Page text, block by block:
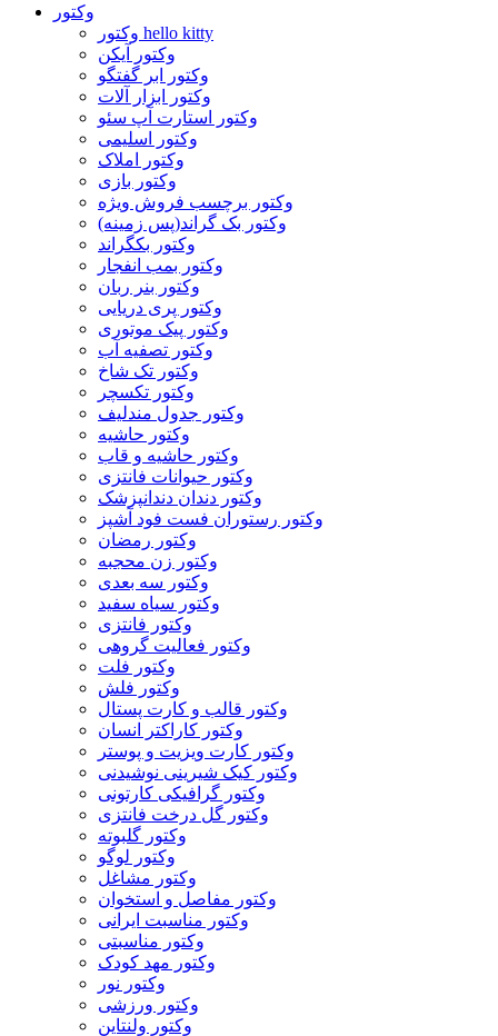
وکتور
وکتور hello kitty
وکتور آیکن
وکتور ابر گفتگو
وکتور ابزار آلات
وکتور استارت آپ سئو
وکتور اسلیمی
وکتور املاک
وکتور بازی
وکتور برچسب فروش ویژه
وکتور بک گراند(پس زمینه)
وکتور بکگراند
وکتور بمب انفجار
وکتور بنر ربان
وکتور پری دریایی
وکتور پیک موتوری
وکتور تصفیه آب
وکتور تک شاخ
وکتور تکسچر
وکتور جدول مندلیف
وکتور حاشیه
وکتور حاشیه و قاب
وکتور حیوانات فانتزی
وکتور دندان دندانپزشک
وکتور رستوران فست فود آشپز
وکتور رمضان
وکتور زن محجبه
وکتور سه بعدی
وکتور سیاه سفید
وکتور فانتزی
وکتور فعالیت گروهی
وکتور فلت
وکتور فلش
وکتور قالب و کارت پستال
وکتور کاراکتر انسان
وکتور کارت ویزیت و پوستر
وکتور کیک شیرینی نوشیدنی
وکتور گرافیکی کارتونی
وکتور گل درخت فانتزی
وکتور گلبوته
وکتور لوگو
وکتور مشاغل
وکتور مفاصل و استخوان
وکتور مناسبت ایرانی
وکتور مناسبتی
وکتور مهد کودک
وکتور نور
وکتور ورزشی
وکتور ولنتاین